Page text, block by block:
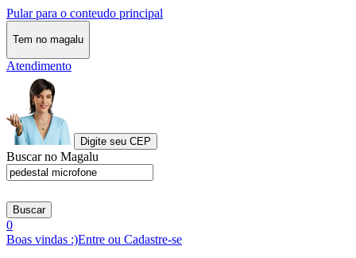
Pular para o conteudo principal
Tem no magalu
Atendimento
Digite seu CEP
Buscar no Magalu
Buscar
0
Boas vindas :)Entre ou Cadastre-se